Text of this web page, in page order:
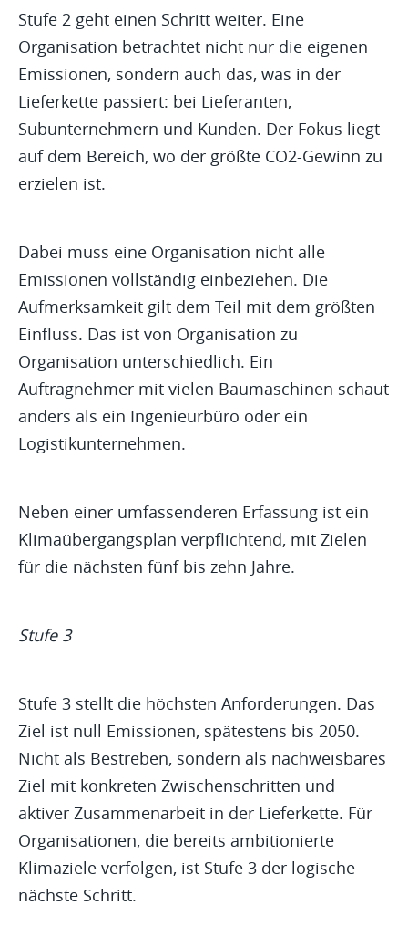
Stufe 2 geht einen Schritt weiter. Eine
Organisation betrachtet nicht nur die eigenen
Emissionen, sondern auch das, was in der
Lieferkette passiert: bei Lieferanten,
Subunternehmern und Kunden. Der Fokus liegt
auf dem Bereich, wo der größte CO2-Gewinn zu
erzielen ist.
Dabei muss eine Organisation nicht alle
Emissionen vollständig einbeziehen. Die
Aufmerksamkeit gilt dem Teil mit dem größten
Einfluss. Das ist von Organisation zu
Organisation unterschiedlich. Ein
Auftragnehmer mit vielen Baumaschinen schaut
anders als ein Ingenieurbüro oder ein
Logistikunternehmen.
Neben einer umfassenderen Erfassung ist ein
Klimaübergangsplan verpflichtend, mit Zielen
für die nächsten fünf bis zehn Jahre.
Stufe 3
Stufe 3 stellt die höchsten Anforderungen. Das
Ziel ist null Emissionen, spätestens bis 2050.
Nicht als Bestreben, sondern als nachweisbares
Ziel mit konkreten Zwischenschritten und
aktiver Zusammenarbeit in der Lieferkette. Für
Organisationen, die bereits ambitionierte
Klimaziele verfolgen, ist Stufe 3 der logische
nächste Schritt.